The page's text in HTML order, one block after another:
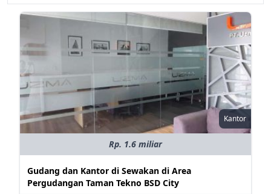
Kantor
Rp. 1.6 miliar
Gudang dan Kantor di Sewakan di Area
Pergudangan Taman Tekno BSD City